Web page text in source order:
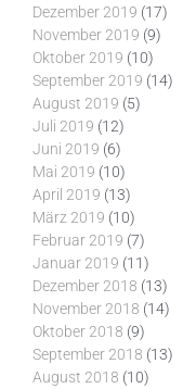
Dezember 2019 (17)
November 2019 (9)
Oktober 2019 (10)
September 2019 (14)
August 2019 (5)
Juli 2019 (12)
Juni 2019 (6)
Mai 2019 (10)
April 2019 (13)
März 2019 (10)
Februar 2019 (7)
Januar 2019 (11)
Dezember 2018 (13)
November 2018 (14)
Oktober 2018 (9)
September 2018 (13)
August 2018 (10)